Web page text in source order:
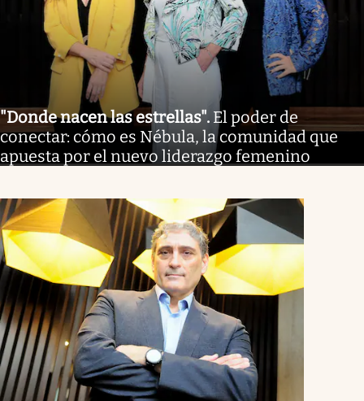
"Donde nacen las estrellas". El poder de
conectar: cómo es Nébula, la comunidad que
apuesta por el nuevo liderazgo femenino